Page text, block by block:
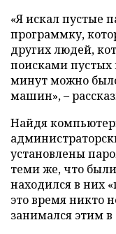
«Я искал пустые
программку,
других людей,
поисками пустых
минут можно
машин», –
Найдя
установлены
теми же, что
находился в них
это время никто
занимался этим